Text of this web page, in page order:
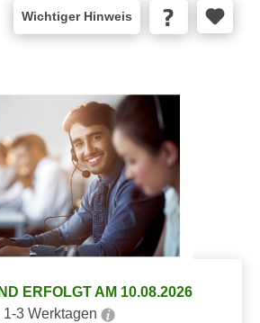
Wichtiger Hinweis
ERFOLGT AM 10.08.2026
1-3 Werktagen